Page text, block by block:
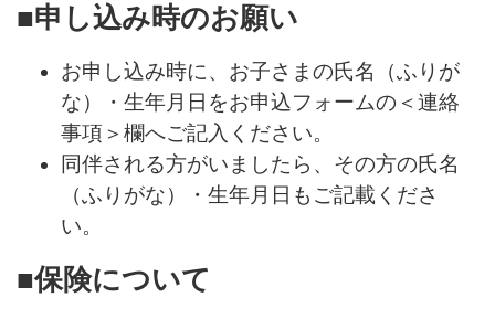
■申し込み時のお願い
お申し込み時に、お子さまの氏名（ふりが
な）・生年月日をお申込フォームの＜連絡
事項＞欄へご記入ください。
同伴される方がいましたら、その方の氏名
（ふりがな）・生年月日もご記載くださ
い。
■保険について